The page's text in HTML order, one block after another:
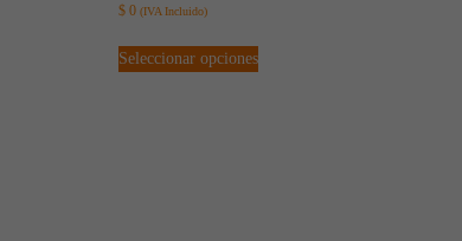
$ 0 (IVA Incluido)
Seleccionar opciones